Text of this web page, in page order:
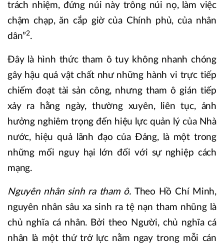
trách nhiệm, đứng núi này trông núi nọ, làm việc
chậm chạp, ăn cắp giờ của Chính phủ, của nhân
dân”2.
Đây là hình thức tham ô tuy không nhanh chóng
gây hậu quả vật chất như những hành vi trực tiếp
chiếm đoạt tài sản công, nhưng tham ô gián tiếp
xảy ra hằng ngày, thường xuyên, liên tục, ảnh
hưởng nghiêm trọng đến hiệu lực quản lý của Nhà
nước, hiệu quả lãnh đạo của Đảng, là một trong
những mối nguy hại lớn đối với sự nghiệp cách
mạng.
Nguyên nhân sinh ra tham ô.
Theo Hồ Chí Minh,
nguyên nhân sâu xa sinh ra tệ nạn tham nhũng là
chủ nghĩa cá nhân. Bởi theo Người, chủ nghĩa cá
nhân là một thứ trở lực nằm ngay trong mỗi cán